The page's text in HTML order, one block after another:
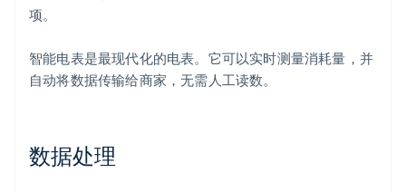
项。
智能电表是最现代化的电表。它可以实时测量消耗量，并
自动将数据传输给商家，无需人工读数。
数据处理